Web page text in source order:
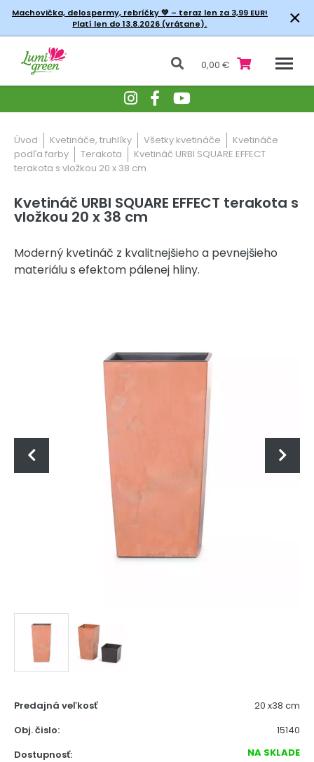
Machovička, delospermy, rebríčky💚 – teraz len za 3,99 EUR!
Platí len do 13.8.2026 (vrátane).
×
0,00 €
Úvod Kvetináče, truhlíky Všetky kvetináče
Kvetináče
podľa farby
Terakota
Kvetináč URBI SQUARE EFFECT
terakota s vložkou 20 x 38 cm
Kvetináč URBI SQUARE EFFECT terakota s
vložkou 20 x 38 cm
Moderný kvetináč z kvalitnejšieho a pevnejšieho
materiálu s efektom pálenej hliny.
Predajná veľkosť
20 x38 cm
Obj. čislo:
15140
Dostupnosť:
NA SKLADE